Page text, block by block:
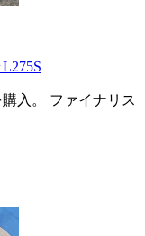
入。 ファイナリス